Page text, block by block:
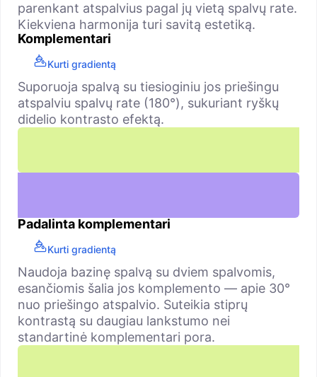
parenkant atspalvius pagal jų vietą spalvų rate.
Kiekviena harmonija turi savitą estetiką.
Komplementari
Kurti gradientą
Suporuoja spalvą su tiesioginiu jos priešingu
atspalviu spalvų rate (180°), sukuriant ryškų
didelio kontrasto efektą.
Padalinta komplementari
Kurti gradientą
Naudoja bazinę spalvą su dviem spalvomis,
esančiomis šalia jos komplemento — apie 30°
nuo priešingo atspalvio. Suteikia stiprų
kontrastą su daugiau lankstumo nei
standartinė komplementari pora.